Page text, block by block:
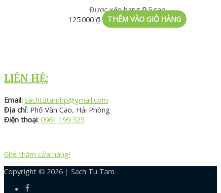
Được xếp hạng05 sao
125.000₫ THÊM VÀO GIỎ HÀNG
LIÊN HỆ:
Email: sachtutamhp@gmail.com
Địa chỉ: Phố Văn Cao, Hải Phòng
Điện thoại: 0961 199 525
Ghé thăm cửa hàng!
Copyright © 2026 | Sach Tu Tam